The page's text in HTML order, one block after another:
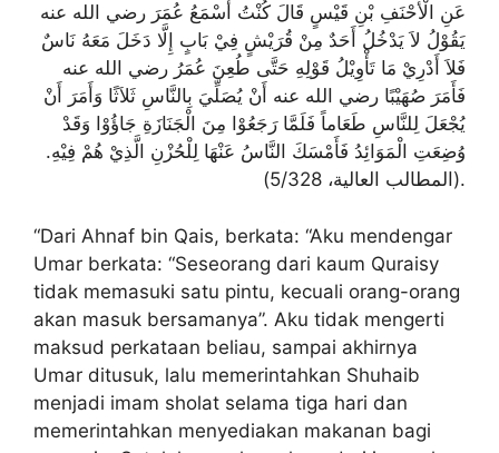
عَنِ الْأَحْنَفِ بْنِ قَيْسٍ قَالَ كُنْتُ أَسْمَعُ عُمَرَ رضي الله عنه
يَقُوْلُ لاَ يَدْخُلُ أَحَدٌ مِنْ قُرَيْشٍ فِيْ بَابٍ إِلَّا دَخَلَ مَعَهُ نَاسٌ
فَلاَ أَدْرِيْ مَا تَأْوِيْلُ قَوْلِهِ حَتَّى طُعِنَ عُمَرُ رضي الله عنه
فَأَمَرَ صُهَيْبًا رضي الله عنه أَنْ يُصَلِّيَ بِالنَّاسِ ثَلاَثًا وَأَمَرَ أَنْ
يُجْعَلَ لِلنَّاسِ طَعَاماً فَلَمَّا رَجَعُوْا مِنَ الْجَنَازَةِ جَاؤُوْا وَقَدْ
وُضِعَتِ الْمَوَائِدُ فَأَمْسَكَ النَّاسُ عَنْهَا لِلْحُزْنِ الَّذِيْ هُمْ فِيْهِ.
(المطالب العالية، 5/328).
“Dari Ahnaf bin Qais, berkata: “Aku mendengar
Umar berkata: “Seseorang dari kaum Quraisy
tidak memasuki satu pintu, kecuali orang-orang
akan masuk bersamanya”. Aku tidak mengerti
maksud perkataan beliau, sampai akhirnya
Umar ditusuk, lalu memerintahkan Shuhaib
menjadi imam sholat selama tiga hari dan
memerintahkan menyediakan makanan bagi